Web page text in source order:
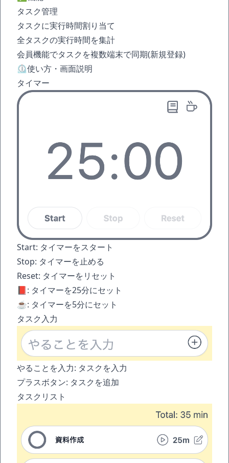
タスク管理
タスクに実行時間割り当て
全タスクの実行時間を集計
会員機能でタスクを複数端末で同期(新規登録)
⏲️使い方・画面説明
タイマー
Start: タイマーをスタート
Stop: タイマーを止める
Reset: タイマーをリセット
📕: タイマーを25分にセット
☕️: タイマーを5分にセット
タスク入力
やることを入力: タスクを入力
プラスボタン: タスクを追加
タスクリスト